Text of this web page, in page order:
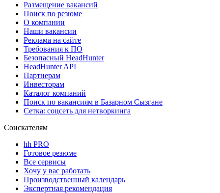
Размещение вакансий
Поиск по резюме
О компании
Наши вакансии
Реклама на сайте
Требования к ПО
Безопасный HeadHunter
HeadHunter API
Партнерам
Инвесторам
Каталог компаний
Поиск по вакансиям в Базарном Сызгане
Сетка: соцсеть для нетворкинга
Соискателям
hh PRO
Готовое резюме
Все сервисы
Хочу у вас работать
Производственный календарь
Экспертная рекомендация